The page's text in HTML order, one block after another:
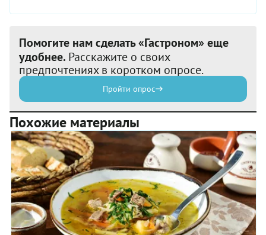
Помогите нам сделать «Гастроном» еще
удобнее. Расскажите о своих
предпочтениях в коротком опросе.
Пройти опрос
Похожие материалы